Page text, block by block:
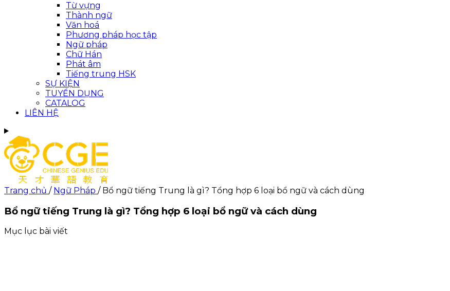
Từ vựng
Thành ngữ
Văn hoá
Phương pháp học tập
Ngữ pháp
Chữ Hán
Phát âm
Tiếng trung HSK
SỰ KIỆN
TUYỂN DỤNG
CATALOG
LIÊN HỆ
Trang chủ / Ngữ Pháp / Bổ ngữ tiếng Trung là gì? Tổng hợp 6 loại bổ ngữ và cách dùng
Bổ ngữ tiếng Trung là gì? Tổng hợp 6 loại bổ ngữ và cách dùng
Mục lục bài viết